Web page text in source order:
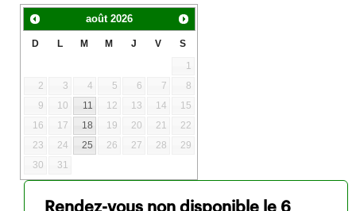
août 2026
D L M M J V S
1
2
3 4 5 6 7
8
9
10 11 12 13 14
15
16
17 18 19 20 21
22
23
24 25 26 27 28
29
30
31
Rendez-vous non disponible le 6